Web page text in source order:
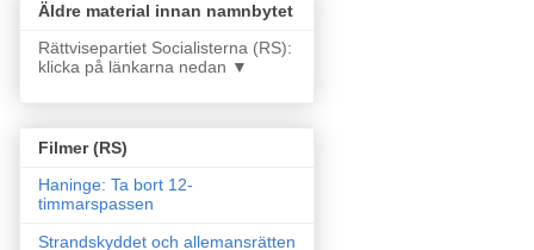
Äldre material innan namnbytet
Rättvisepartiet Socialisterna (RS):
klicka på länkarna nedan ▼
Filmer (RS)
Haninge: Ta bort 12-
timmarspassen
Strandskyddet och allemansrätten